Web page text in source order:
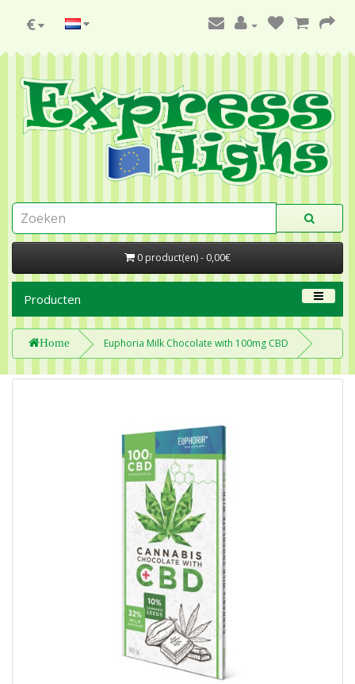
€
0 product(en) - 0,00€
Producten
Home Euphoria Milk Chocolate with 100mg CBD